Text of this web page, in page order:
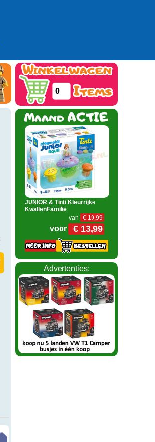
0
JUNIOR & Tinti Kleurrijke
KwallenFamilie
€ 19,99
van
€ 13,99
voor
Advertenties: